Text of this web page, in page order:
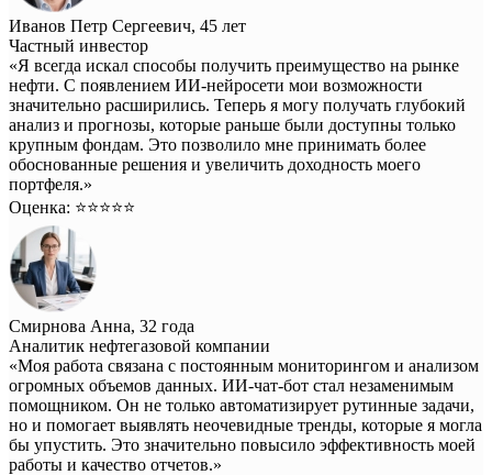
Иванов Петр Сергеевич, 45 лет
Частный инвестор
«Я всегда искал способы получить преимущество на рынке
нефти. С появлением ИИ-нейросети мои возможности
значительно расширились. Теперь я могу получать глубокий
анализ и прогнозы, которые раньше были доступны только
крупным фондам. Это позволило мне принимать более
обоснованные решения и увеличить доходность моего
портфеля.»
Оценка: ⭐️⭐️⭐️⭐️⭐️
Смирнова Анна, 32 года
Аналитик нефтегазовой компании
«Моя работа связана с постоянным мониторингом и анализом
огромных объемов данных. ИИ-чат-бот стал незаменимым
помощником. Он не только автоматизирует рутинные задачи,
но и помогает выявлять неочевидные тренды, которые я могла
бы упустить. Это значительно повысило эффективность моей
работы и качество отчетов.»